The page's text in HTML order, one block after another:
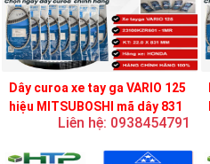
Dây curoa xe tay ga VARIO 125
hiệu MITSUBOSHI mã dây 831
Liên hệ: 0938454791